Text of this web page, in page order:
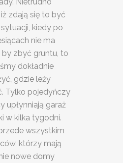
zdają się to być
kiedy po
nie ma
by zbyć gruntu, to
dokładnie
gdzie leży
Tylko pojedyńczy
upłynniają garaż
w kilka tygodni.
wszystkim
którzy mają
nowe domy